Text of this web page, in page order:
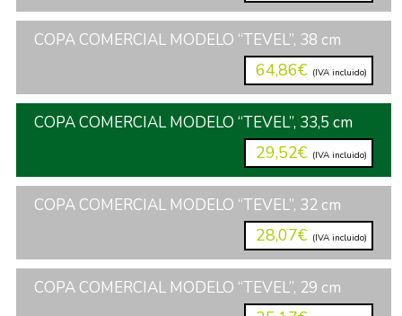
COPA COMERCIAL MODELO “TEVEL”, 38 cm
64,86€ (IVA incluido)
COPA COMERCIAL MODELO “TEVEL”, 33,5 cm
29,52€ (IVA incluido)
COPA COMERCIAL MODELO “TEVEL”, 32 cm
28,07€ (IVA incluido)
COPA COMERCIAL MODELO “TEVEL”, 29 cm